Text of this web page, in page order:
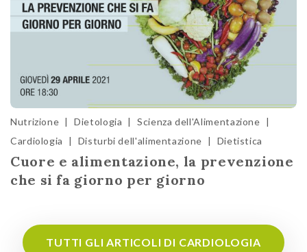
Nutrizione | Dietologia | Scienza dell'Alimentazione |
Cardiologia
| Disturbi dell'alimentazione | Dietistica
Cuore e alimentazione, la prevenzione
che si fa giorno per giorno
TUTTI GLI ARTICOLI DI CARDIOLOGIA